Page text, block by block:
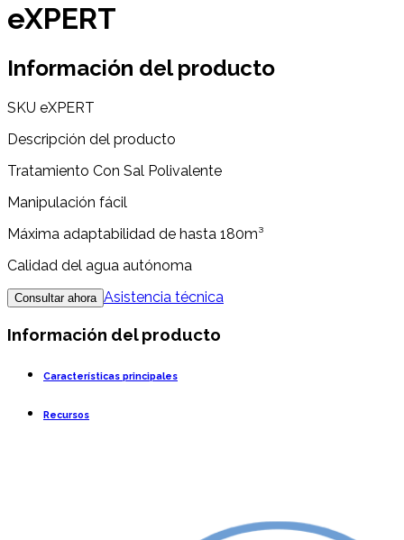
eXPERT
Información del producto
SKU eXPERT
Descripción del producto
Tratamiento Con Sal Polivalente
Manipulación fácil
Máxima adaptabilidad de hasta 180m³
Calidad del agua autónoma
Consultar ahora Asistencia técnica
Información del producto
Características principales
Recursos